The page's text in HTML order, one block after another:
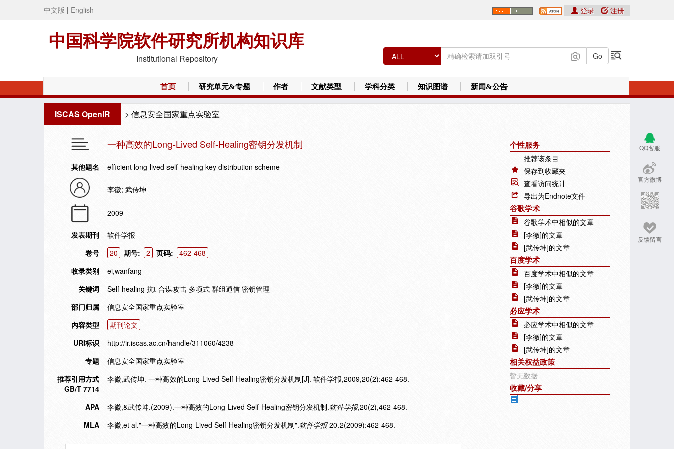
中文版 | English
中国科学院软件研究所机构知识库
Institutional Repository
登录 注册
首页 研究单元&专题 作者 文献类型 学科分类 知识图谱 新闻&公告
ISCAS OpenIR > 信息安全国家重点实验室
QQ客服
官方微博
反馈留言
一种高效的Long-Lived Self-Healing密钥分发机制
其他题名 efficient long-lived self-healing key distribution scheme
李徽; 武传坤
2009
发表期刊
软件学报
卷号
20 期号: 2 页码:
462-468
收录类别
ei,wanfang
关键词
Self-healing 抗t-合谋攻击 多项式 群组通信 密钥管理
部门归属
信息安全国家重点实验室
内容类型
期刊论文
URI标识
http://ir.iscas.ac.cn/handle/311060/4238
专题
信息安全国家重点实验室
推荐引用方式
GB/T 7714
李徽,武传坤. 一种高效的Long-Lived Self-Healing密钥分发机制[J]. 软件学报,2009,20(2):462-468.
APA 李徽,&武传坤.(2009).一种高效的Long-Lived Self-Healing密钥分发机制.软件学报,20(2),462-468.
MLA
李徽,et al."一种高效的Long-Lived Self-Healing密钥分发机制".软件学报20.2(2009):462-468.
个性服务
推荐该条目
保存到收藏夹
查看访问统计
导出为Endnote文件
谷歌学术
谷歌学术中相似的文章
[李徽]的文章
[武传坤]的文章
百度学术
百度学术中相似的文章
[李徽]的文章
[武传坤]的文章
必应学术
必应学术中相似的文章
[李徽]的文章
[武传坤]的文章
相关权益政策
暂无数据
收藏/分享